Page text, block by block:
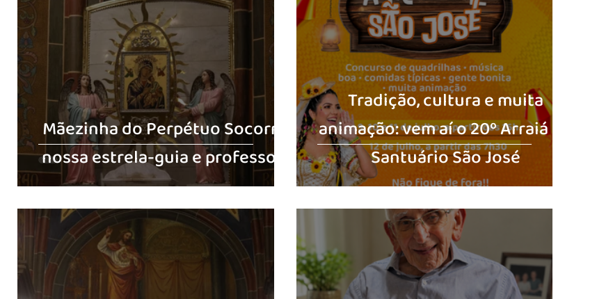
Mãezinha do Perpétuo Socorro:
nossa estrela-guia e professora
Tradição, cultura e muita
animação: vem aí o 20º Arraiá do
Santuário São José